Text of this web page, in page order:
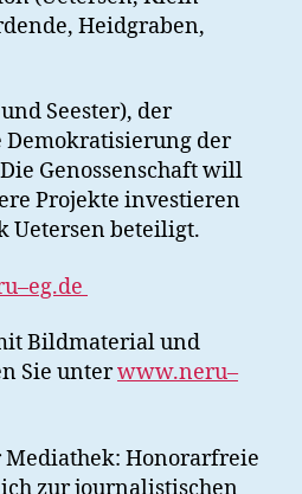
Heidgraben,
Seester), der
der
Genossenschaft will
Projekte investieren
Uetersen beteiligt.
–eg.de
Bildmaterial und
Sie unterwww.neru–
Honorarfreie
zur journalistischen